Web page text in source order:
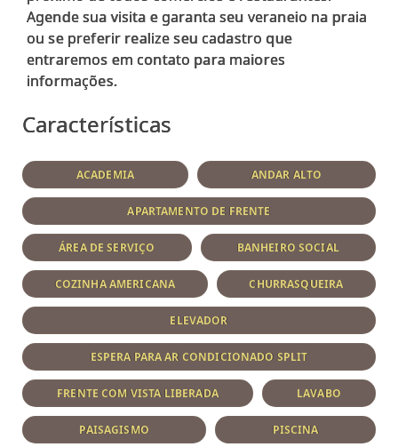
Agende sua visita e garanta seu veraneio na praia
ou se preferir realize seu cadastro que
entraremos em contato para maiores
informações.
Características
ACADEMIA ANDAR ALTO
APARTAMENTO DE FRENTE
ÁREA DE SERVIÇO BANHEIRO SOCIAL
COZINHA AMERICANA CHURRASQUEIRA
ELEVADOR
ESPERA PARA AR CONDICIONADO SPLIT
FRENTE COM VISTA LIBERADA LAVABO
PAISAGISMO PISCINA